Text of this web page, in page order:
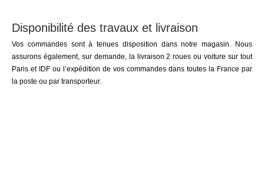
Disponibilité des travaux et livraison
Vos commandes sont à tenues disposition dans notre magasin. Nous
assurons également, sur demande, la livraison 2 roues ou voiture sur tout
Paris et IDF ou l’expédition de vos commandes dans toutes la France par
la poste ou par transporteur.